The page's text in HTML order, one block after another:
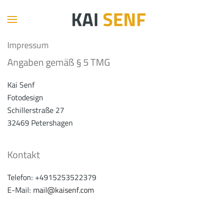
Impressum
Angaben gemäß § 5 TMG
Kai Senf
Fotodesign
Schillerstraße 27
32469 Petershagen
Kontakt
Telefon: +4915253522379
E-Mail: mail@kaisenf.com